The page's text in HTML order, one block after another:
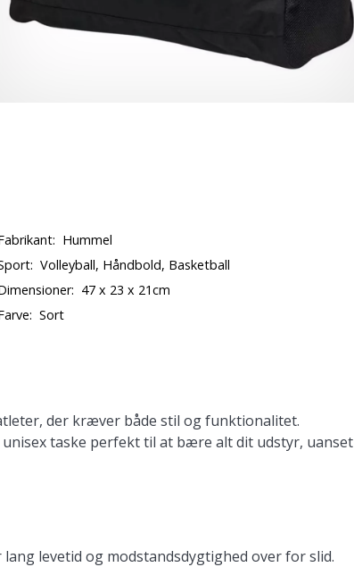
Hummel
Volleyball, Håndbold, Basketball
47 x 23 x 21cm
Sort
der kræver både stil og funktionalitet.
taske perfekt til at bære alt dit udstyr, uanset
levetid og modstandsdygtighed over for slid.